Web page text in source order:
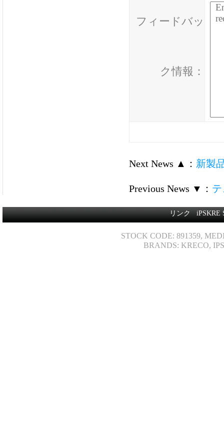
フィードバッ
ク情報：
Next News ▲ ： 新製
Previous News ▼ ：
リンクiPSKRE
STOCK CODE: 891359,
BRANDS: KRECO,